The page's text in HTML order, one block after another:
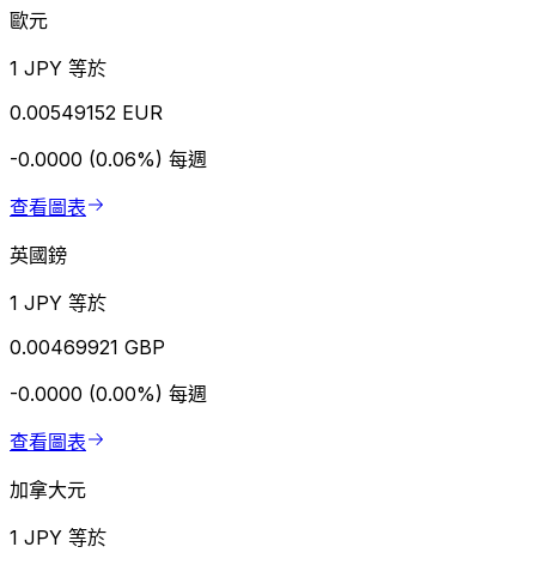
歐元
1 JPY 等於
0.00549152 EUR
-0.0000 (0.06%) 每週
查看圖表
英國鎊
1 JPY 等於
0.00469921 GBP
-0.0000 (0.00%) 每週
查看圖表
加拿大元
1 JPY 等於